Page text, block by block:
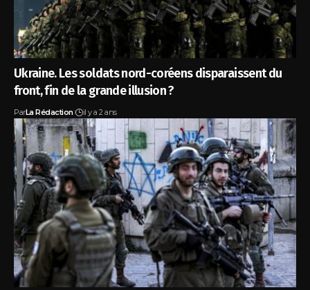
Ukraine. Les soldats nord-coréens disparaissent du
front, fin de la grande illusion ?
ParLa Rédaction il y a 2 ans